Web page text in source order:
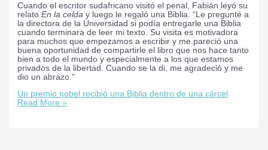
Cuando el escritor sudafricano visitó el penal, Fabián leyó su
relatoEn la celday luego le regaló una Biblia. “Le pregunté a
la directora de la Universidad si podía entregarle una Biblia
cuando terminara de leer mi texto. Su visita es motivadora
para muchos que empezamos a escribir y me pareció una
buena oportunidad de compartirle el libro que nos hace tanto
bien a todo el mundo y especialmente a los que estamos
privados de la libertad. Cuando se la di, me agradeció y me
dio un abrazo.”
Un premio nobel recibió una Biblia dentro de una cárcel
Read More »